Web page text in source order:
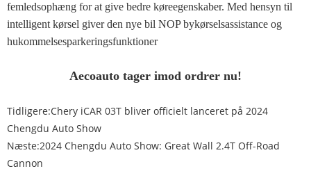
femledsophæng for at give bedre køreegenskaber. Med hensyn til
intelligent kørsel giver den nye bil NOP bykørselsassistance og
hukommelsesparkeringsfunktioner
Aecoauto tager imod ordrer nu!
Tidligere:Chery iCAR 03T bliver officielt lanceret på 2024
Chengdu Auto Show
Næste:2024 Chengdu Auto Show: Great Wall 2.4T Off-Road
Cannon